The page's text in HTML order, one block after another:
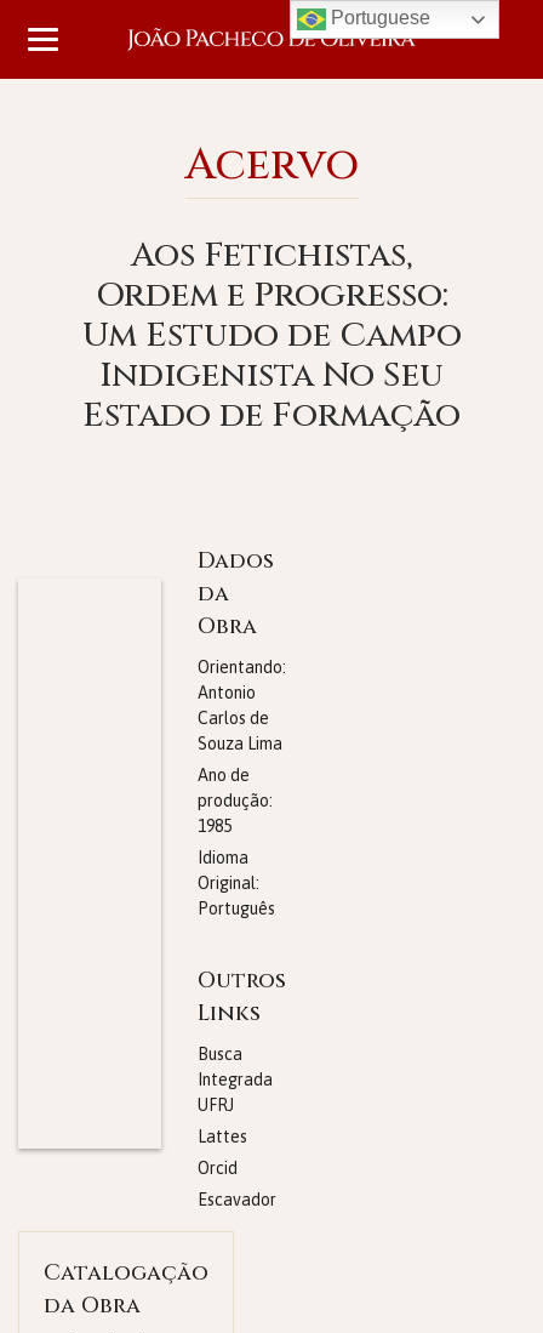
Acervo
Aos Fetichistas,
Ordem e Progresso:
Um Estudo de Campo
Indigenista No Seu
Estado de Formação
Dados
da
Obra
Orientando:
Antonio
Carlos de
Souza Lima
Ano de
produção:
1985
Idioma
Original:
Português
Outros
Links
Busca
Integrada
UFRJ
Lattes
Orcid
Escavador
Catalogação
da Obra
Portuguese